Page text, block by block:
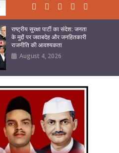
राष्ट्रीय सुरक्षा पार्टी का संदेश: जनता
के मुद्दों पर जवाबदेह और जनहितकारी
राजनीति की आवश्यकता
August 4, 2026